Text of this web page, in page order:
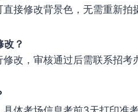
接修改背景色，无需重新拍
？
改，审核通过后需联系招考